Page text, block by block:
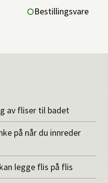
Bestillingsvare
av fliser til badet
på når du innreder
legge flis på flis